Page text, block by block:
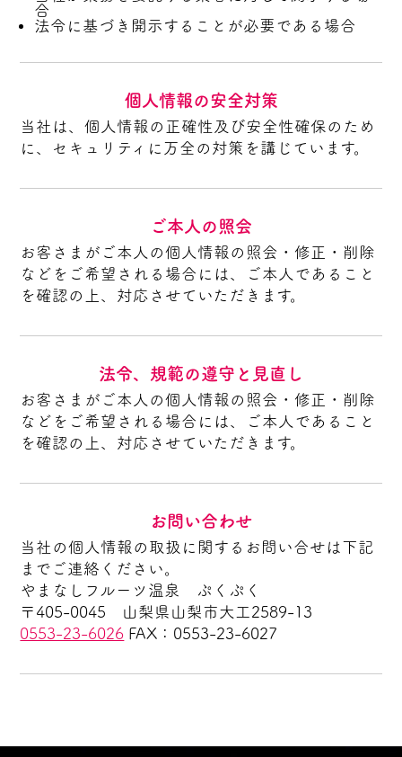
合
法令に基づき開示することが必要である場合
個人情報の安全対策
当社は、個人情報の正確性及び安全性確保のため
に、セキュリティに万全の対策を講じています。
ご本人の照会
お客さまがご本人の個人情報の照会・修正・削除
などをご希望される場合には、ご本人であること
を確認の上、対応させていただきます。
法令、規範の遵守と見直し
お客さまがご本人の個人情報の照会・修正・削除
などをご希望される場合には、ご本人であること
を確認の上、対応させていただきます。
お問い合わせ
当社の個人情報の取扱に関するお問い合せは下記
までご連絡ください。
やまなしフルーツ温泉 ぷくぷく
〒405-0045 山梨県山梨市大工2589-13
0553-23-6026 FAX：0553-23-6027